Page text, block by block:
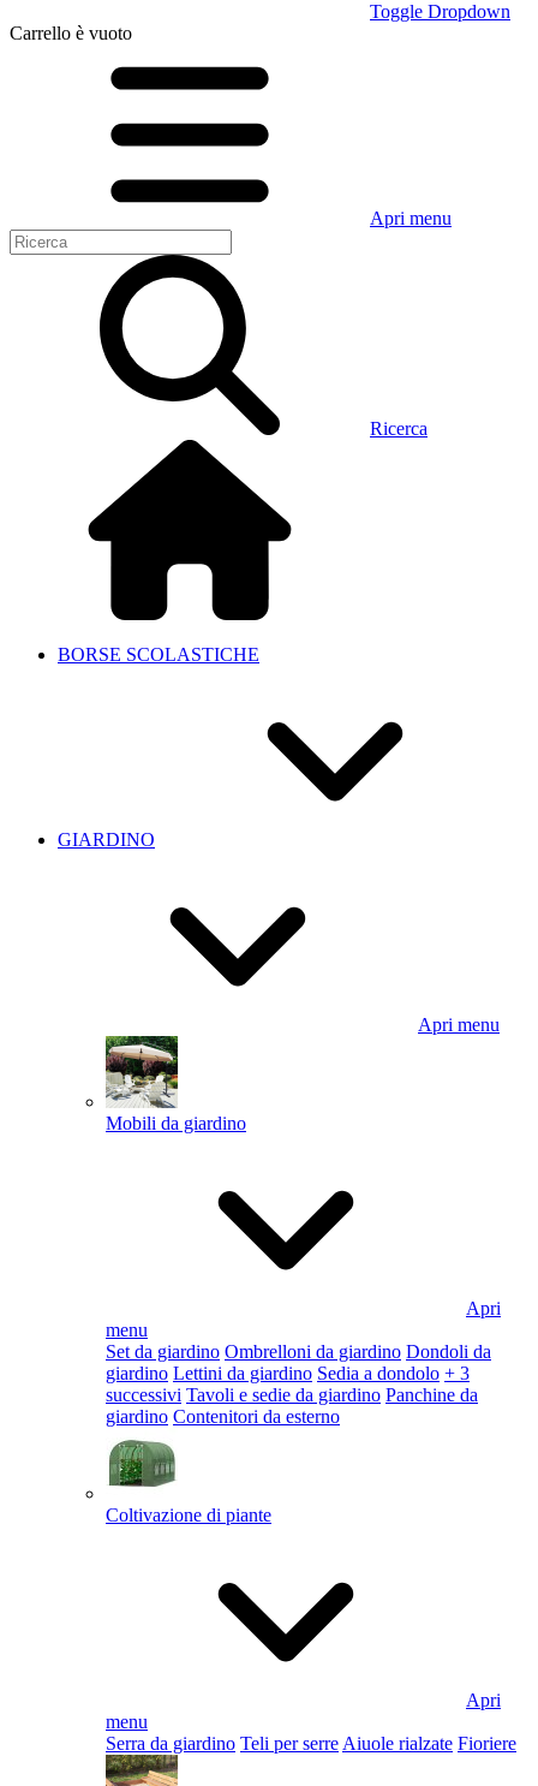
Toggle Dropdown
Carrello è vuoto
Apri menu
Ricerca
BORSE SCOLASTICHE
GIARDINO
Apri menu
Mobili da giardino
Apri
menu
Set da giardino Ombrelloni da giardino Dondoli da
giardino Lettini da giardino Sedia a dondolo + 3
successivi Tavoli e sedie da giardino Panchine da
giardino Contenitori da esterno
Coltivazione di piante
Apri
menu
Serra da giardino Teli per serre Aiuole rialzate Fioriere